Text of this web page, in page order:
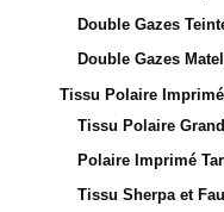
Double Gazes
Double Gazes
Tissu Polaire
Tissu Polaire
Polaire Imprimé
Tissu Sherpa et